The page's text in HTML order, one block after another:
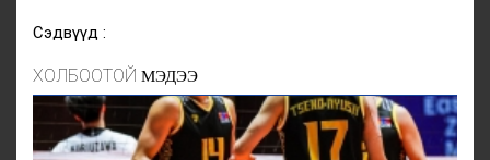
Сэдвүүд :
ХОЛБООТОЙ МЭДЭЭ